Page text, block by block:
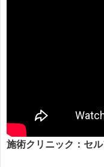
施術クリニック：セル